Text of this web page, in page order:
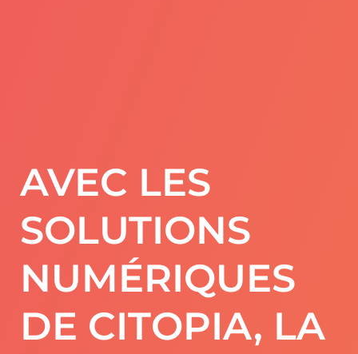
AVEC LES
SOLUTIONS
NUMÉRIQUES
DE CITOPIA, LA